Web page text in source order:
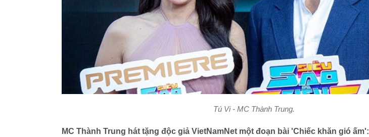
Tú Vi - MC Thành Trung.
MC Thành Trung hát tặng độc giả VietNamNet một đoạn bài 'Chiếc khăn gió ấm':